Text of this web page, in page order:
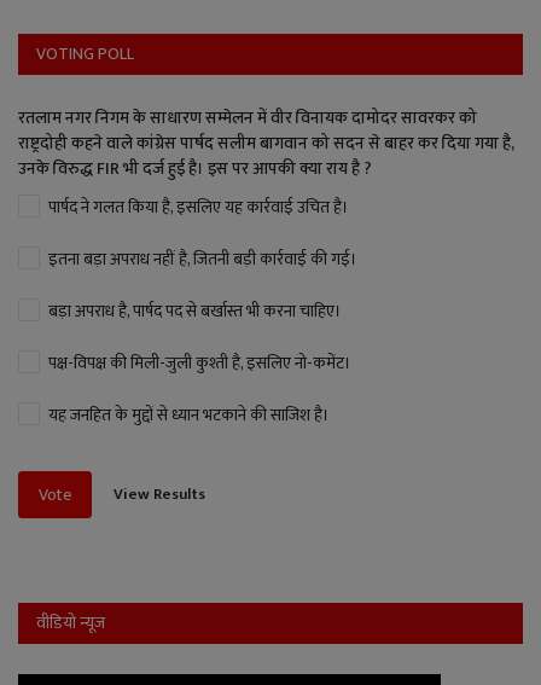
VOTING POLL
रतलाम नगर निगम के साधारण सम्मेलन में वीर विनायक दामोदर सावरकर को
राष्ट्रदोही कहने वाले कांग्रेस पार्षद सलीम बागवान को सदन से बाहर कर दिया गया है,
उनके विरुद्ध FIR भी दर्ज हुई है। इस पर आपकी क्या राय है ?
पार्षद ने गलत किया है, इसलिए यह कार्रवाई उचित है।
इतना बड़ा अपराध नहीं है, जितनी बड़ी कार्रवाई की गई।
बड़ा अपराध है, पार्षद पद से बर्खास्त भी करना चाहिए।
पक्ष-विपक्ष की मिली-जुली कुश्ती है, इसलिए नो-कमेंट।
यह जनहित के मुद्दों से ध्यान भटकाने की साजिश है।
Vote View Results
वीडियो न्यूज